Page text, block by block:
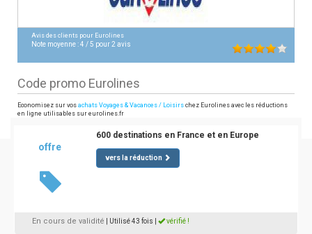
Avis des clients pour Eurolines
Note moyenne :4 /5 pour2 avis
Code promo Eurolines
Economisez sur vos achats Voyages & Vacances / Loisirs chez Eurolines avec les réductions
en ligne utilisables sur eurolines.fr
offre
600 destinations en France et en Europe
vers la réduction
En cours de validité | Utilisé 43 fois vérifié !